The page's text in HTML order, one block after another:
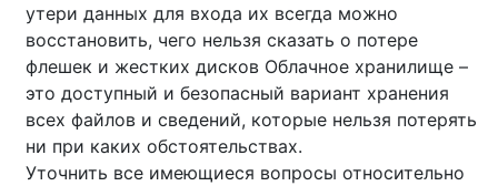
утери данных для входа их всегда можно
восстановить, чего нельзя сказать о потере
флешек и жестких дисков Облачное хранилище –
это доступный и безопасный вариант хранения
всех файлов и сведений, которые нельзя потерять
ни при каких обстоятельствах.
Уточнить все имеющиеся вопросы относительно